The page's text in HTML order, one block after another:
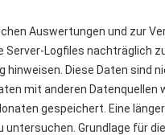
Auswertungen und zur
Server-Logfiles nachträglich
Diese Daten sind
mit anderen Datenquellen
gespeichert. Eine
Grundlage für